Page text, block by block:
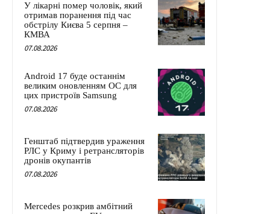
У лікарні помер чоловік, який
отримав поранення під час
обстрілу Києва 5 серпня –
КМВА
07.08.2026
Android 17 буде останнім
великим оновленням ОС для
цих пристроїв Samsung
07.08.2026
Генштаб підтвердив ураження
РЛС у Криму і ретрансляторів
дронів окупантів
07.08.2026
Mercedes розкрив амбітний